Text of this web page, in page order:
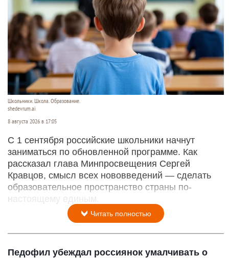
Школьники. Школа. Образование.
shedevrum.ai
8 августа 2026 в 17:05
С 1 сентября российские школьники начнут
заниматься по обновленной программе. Как
рассказал глава Минпросвещения Сергей
Кравцов, смысл всех нововведений — сделать
образовательное пространство страны по-
настоящему единым.
Читать полностью
Педофил убеждал россиянок умалчивать о